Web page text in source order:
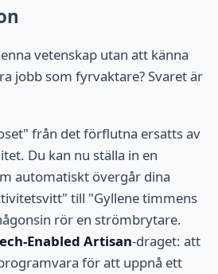
vetenskap utan att känna
jobb som fyrvaktare? Svaret är
från det förflutna ersatts av
Du kan nu ställa in en
automatiskt övergår dina
till "Gyllene timmens
rör en strömbrytare.
Enabled Artisan-draget: att
för att uppnå ett